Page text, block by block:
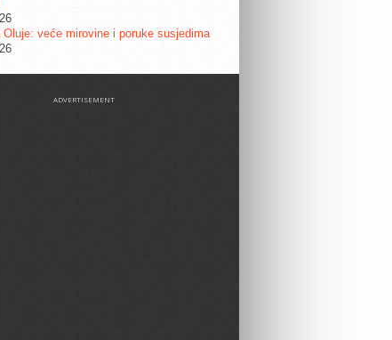
Oluje: veće mirovine i poruke susjedima
ADVERTISEMENT